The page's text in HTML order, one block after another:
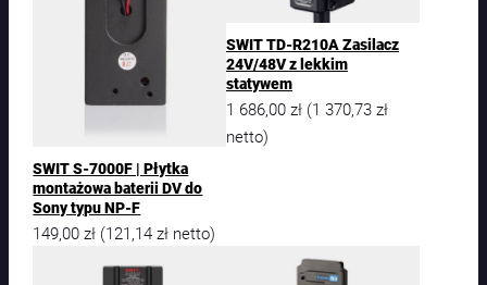
SWIT S-7000F | Płytka
montażowa baterii DV do
Sony typu NP-F
149,00zł (121,14zł netto)
SWIT TD-R210A Zasilacz
24V/48V z lekkim
statywem
1 686,00 zł (1 370,73 zł
netto)